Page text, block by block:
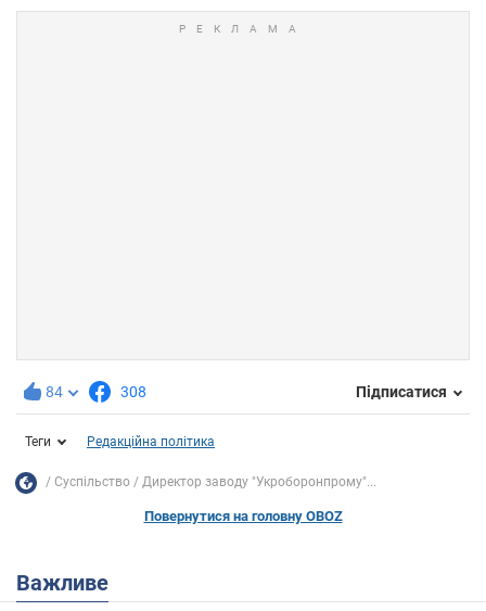
84 308 Підписатися
Теги Редакційна політика
Суспільство Директор заводу "Укроборонпрому"...
Повернутися на головну OBOZ
Важливе